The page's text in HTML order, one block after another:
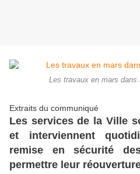
Les travaux en mars dans
Extraits du communiqué
Les services de la Ville
et interviennent
remise en sécurité
permettre leur